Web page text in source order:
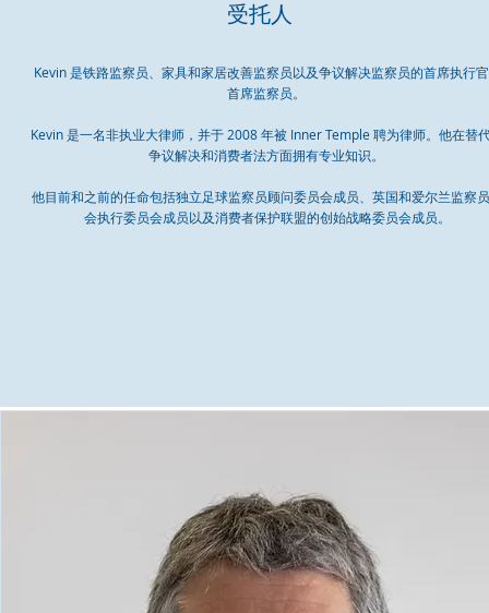
受托人
Kevin 是铁路监察员、家具和家居改善监察员以及争议解决监察员的首席执行
首席监察员。
Kevin 是一名非执业大律师，并于 2008 年被 Inner Temple 聘为律师。他在替
争议解决和消费者法方面拥有专业知识。
他目前和之前的任命包括独立足球监察员顾问委员会成员、英国和爱尔兰监察
会执行委员会成员以及消费者保护联盟的创始战略委员会成员。